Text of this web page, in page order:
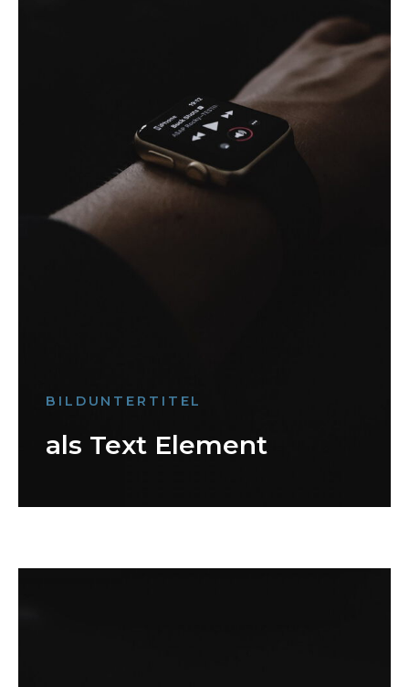
BILDUNTERTITEL
als Text Element